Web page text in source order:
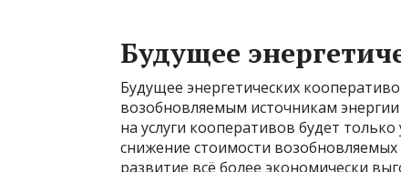
Будущее
Будущее энергетических
возобновляемым источникам
на услуги кооперативов будет
снижение стоимости
развитие всё более экономически